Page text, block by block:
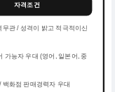
자격조건
무관 / 성격이 밝고 적극적이신
가능자 우대 (영어, 일본어, 중
백화점 판매경력자 우대